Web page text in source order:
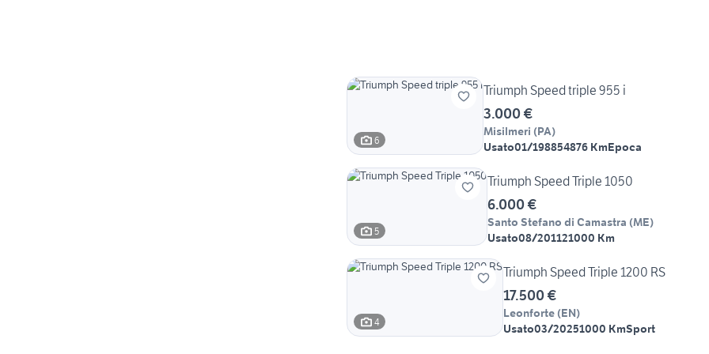
6
Triumph Speed triple 955 i
3.000 €
Misilmeri (PA)
Usato01/198854876 KmEpoca
5
Triumph Speed Triple 1050
6.000 €
Santo Stefano di Camastra (ME)
Usato08/201121000 Km
4
Triumph Speed Triple 1200 RS
17.500 €
Leonforte (EN)
Usato03/20251000 KmSport